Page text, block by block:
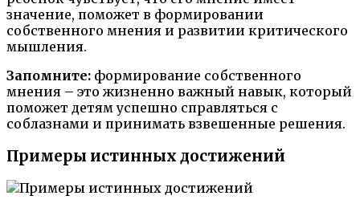
значение, поможет в формировании
собственного мнения и развитии критического
мышления.
Запомните: формирование собственного
мнения – это жизненно важный навык, который
поможет детям успешно справляться с
соблазнами и принимать взвешенные решения.
Примеры истинных достижений